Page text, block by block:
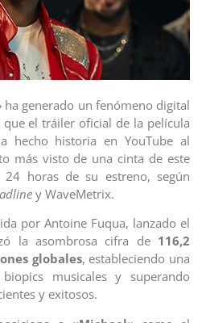
ha generado un fenómeno digital
que el tráiler oficial de la película
hecho historia en YouTube al
más visto de una cinta de este
horas de su estreno, según
y WaveMetrix.
por Antoine Fuqua, lanzado el
la asombrosa cifra de 116,2
globales, estableciendo una
musicales y superando
y exitosos.